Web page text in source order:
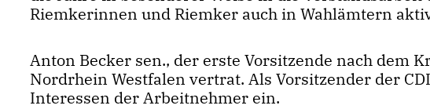
Riemkerinnen und Riemker auch in Wahlämtern
Anton Becker sen., der erste Vorsitzende nach dem
Nordrhein Westfalen vertrat. Als Vorsitzender der
Interessen der Arbeitnehmer ein.